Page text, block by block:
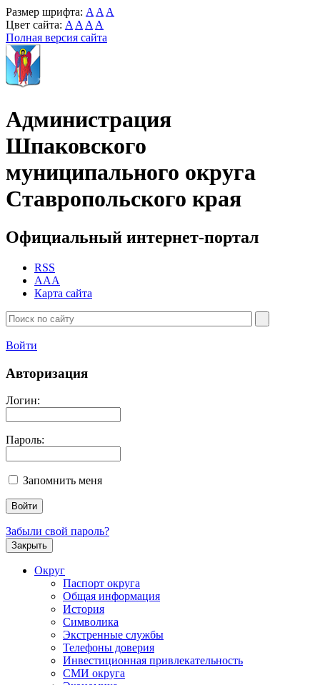
Размер шрифта: A A A
Цвет сайта: A A A A
Полная версия сайта
Администрация
Шпаковского
муниципального округа
Ставропольского края
Официальный интернет-портал
RSS
AAA
Карта сайта
Войти
Авторизация
Логин:
Пароль:
Запомнить меня
Забыли свой пароль?
Закрыть
Округ
Паспорт округа
Общая информация
История
Символика
Экстренные службы
Телефоны доверия
Инвестиционная привлекательность
СМИ округа